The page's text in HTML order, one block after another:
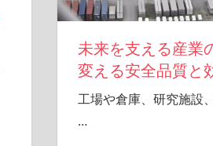
未来を支える産業
変える安全品質と
工場や倉庫、研究施設
…